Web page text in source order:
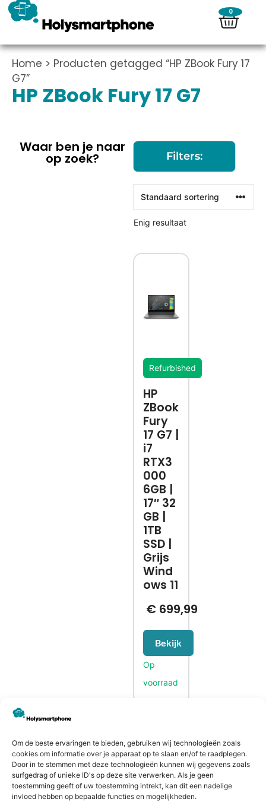
Om de beste ervaringen te bieden, gebruiken wij technologieën zoals
cookies om informatie over je apparaat op te slaan en/of te raadplegen.
Door in te stemmen met deze technologieën kunnen wij gegevens zoals
surfgedrag of unieke ID's op deze site verwerken. Als je geen
toestemming geeft of uw toestemming intrekt, kan dit een nadelige
invloed hebben op bepaalde functies en mogelijkheden.
0
Home > Producten getagged “HP ZBook Fury 17
G7”
HP ZBook Fury 17 G7
Waar ben je naar
op zoek? Filters:
Enig resultaat
Refurbished
HP
ZBook
Fury
17 G7 |
i7
RTX3
000
6GB |
17″ 32
GB |
1TB
SSD |
Grijs
Wind
ows 11
€699,99
Bekijk
Heiligeweg 43A
1561 DE, Krommenie
075 641 5169
info@holysmartphone.nl